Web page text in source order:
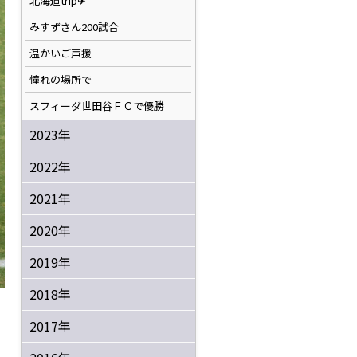
みすずさん200試合
温かいご声援
憧れの場所で
スフィーダ世田谷ＦＣで優勝
2023年
2022年
2021年
2020年
2019年
2018年
2017年